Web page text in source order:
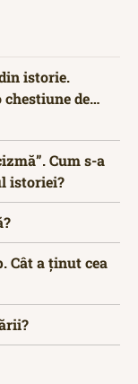
istorie.
de…
Cum s-a
istoriei?
Cât a ținut cea